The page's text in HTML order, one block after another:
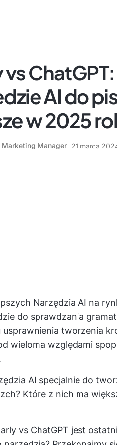
ChatGPT:
AI do
w 2025
Marketing Manager 21 marca
Narzędzia AI na
do sprawdzania
tworzenia
wieloma względami
AI specjalnie do
Które z nich ma
vs ChatGPT jest